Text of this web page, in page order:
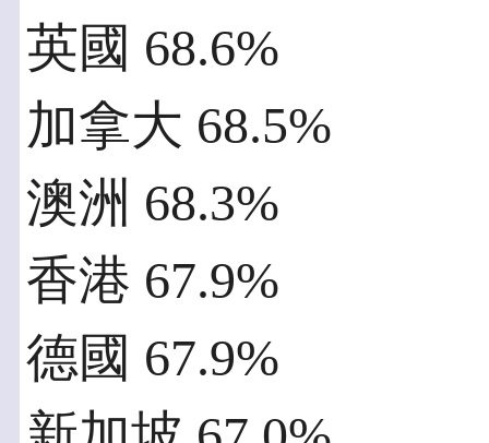
英國 68.6%
加拿大 68.5%
澳洲 68.3%
香港 67.9%
德國 67.9%